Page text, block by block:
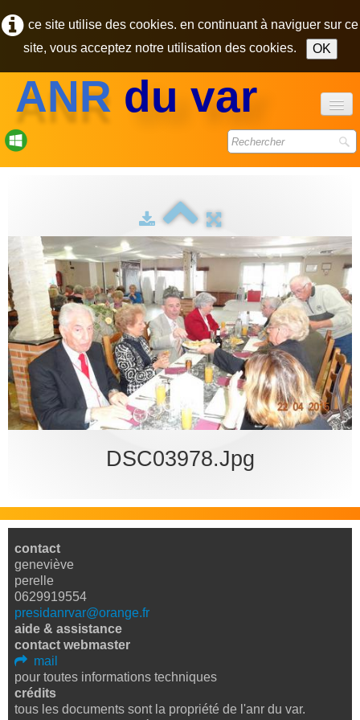
ce site utilise des cookies. en continuant à naviguer sur ce
site, vous acceptez notre utilisation des cookies.
OK
ANR du var
accueil
photos▼
contact
pôle des retraités
bureau
DSC03978.jpg
contact
geneviève
perelle
0629919554
presidanrvar@orange.fr
aide & assistance
contact webmaster
mail
pour toutes informations techniques
crédits
tous les documents sont la propriété de l'anr du var.